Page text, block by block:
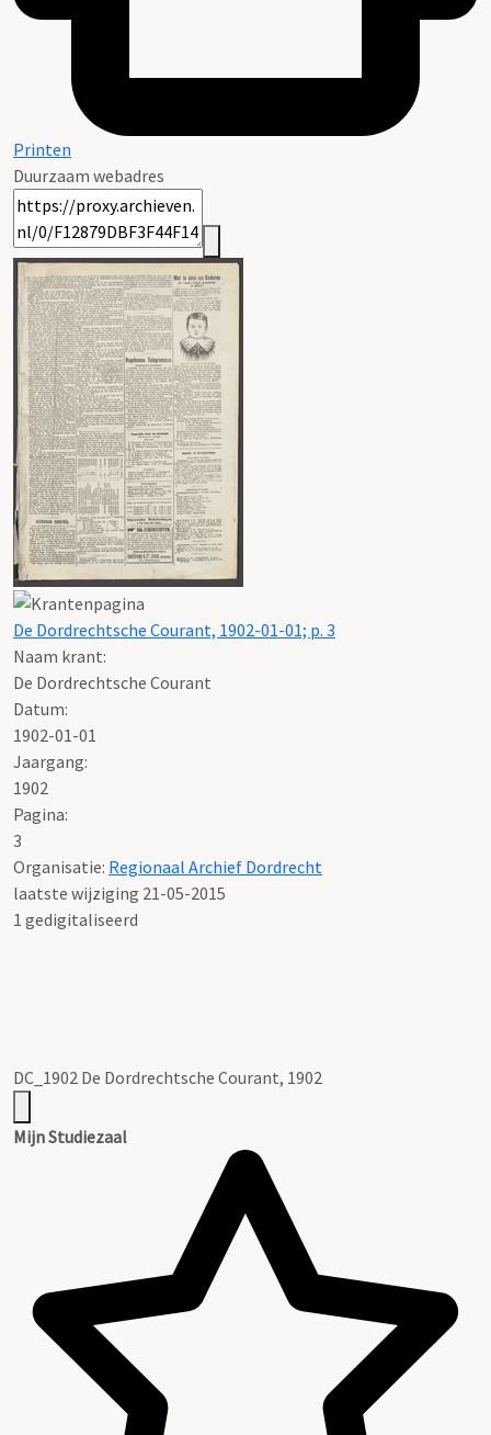
Printen
Duurzaam webadres
De Dordrechtsche Courant, 1902-01-01; p. 3
Naam krant:
De Dordrechtsche Courant
Datum:
1902-01-01
Jaargang:
1902
Pagina:
3
Organisatie: Regionaal Archief Dordrecht
laatste wijziging 21-05-2015
1 gedigitaliseerd
DC_1902 De Dordrechtsche Courant, 1902
Mijn Studiezaal